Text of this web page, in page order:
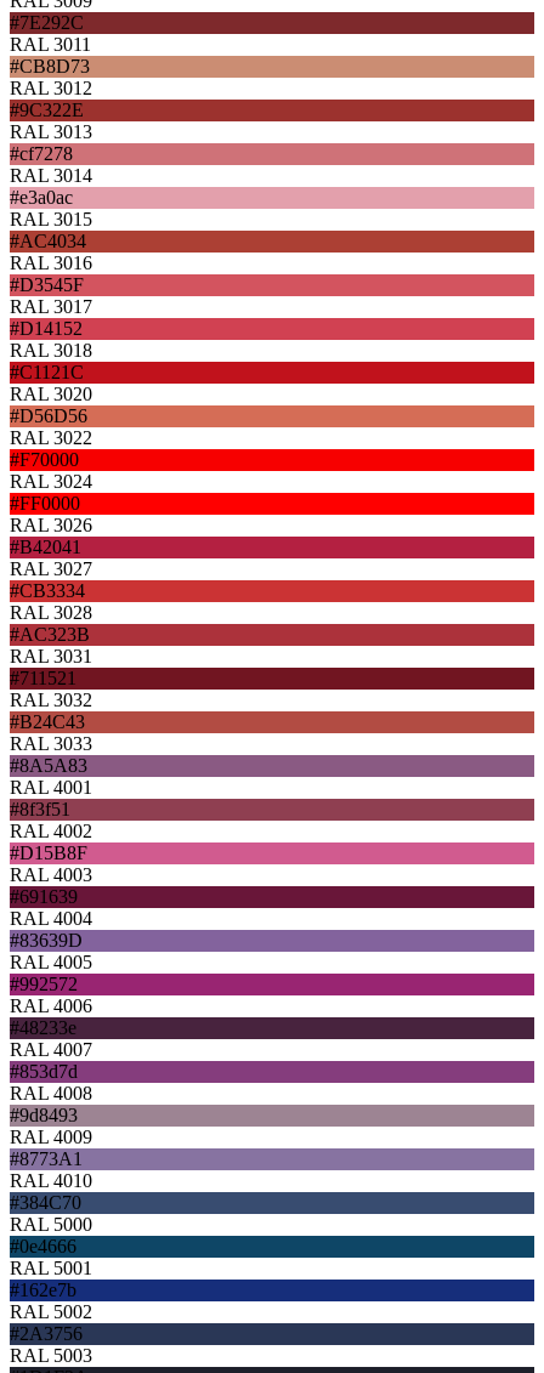
#7E292C
RAL 3011
#CB8D73
RAL 3012
#9C322E
RAL 3013
#cf7278
RAL 3014
#e3a0ac
RAL 3015
#AC4034
RAL 3016
#D3545F
RAL 3017
#D14152
RAL 3018
#C1121C
RAL 3020
#D56D56
RAL 3022
#F70000
RAL 3024
#FF0000
RAL 3026
#B42041
RAL 3027
#CB3334
RAL 3028
#AC323B
RAL 3031
#711521
RAL 3032
#B24C43
RAL 3033
#8A5A83
RAL 4001
#8f3f51
RAL 4002
#D15B8F
RAL 4003
#691639
RAL 4004
#83639D
RAL 4005
#992572
RAL 4006
#48233e
RAL 4007
#853d7d
RAL 4008
#9d8493
RAL 4009
#8773A1
RAL 4010
#384C70
RAL 5000
#0e4666
RAL 5001
#162e7b
RAL 5002
#2A3756
RAL 5003